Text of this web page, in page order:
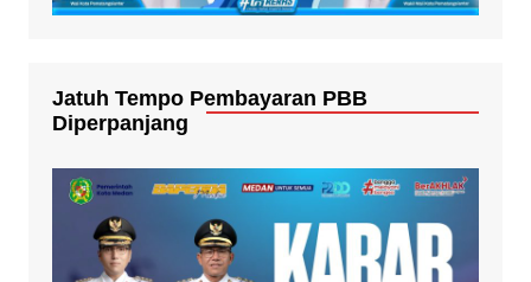
Jatuh Tempo Pembayaran PBB
Diperpanjang